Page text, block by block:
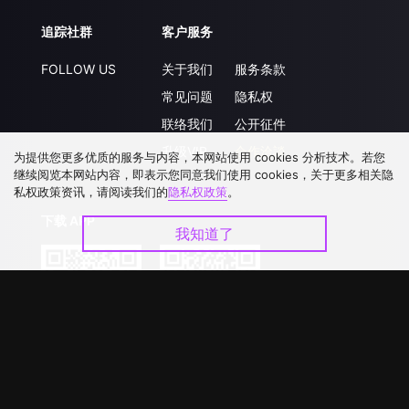
追踪社群
FOLLOW US
客户服务
关于我们
常见问题
联络我们
升级VIP
服务条款
隐私权
公开征件
合作洽談
下载 APP
为提供您更多优质的服务与内容，本网站使用 cookies 分析技术。若您
继续阅览本网站内容，即表示您同意我们使用 cookies，关于更多相关隐
私权政策资讯，请阅读我们的隐私权政策。
我知道了